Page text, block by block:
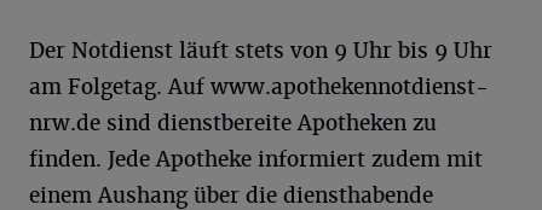
Der Notdienst läuft stets von 9 Uhr bis 9 Uhr
am Folgetag. Auf www.­apothekennotdienst-
nrw.de sind dienstbereite Apotheken zu
finden. Jede Apotheke informiert zudem mit
einem Aushang über die diensthabende